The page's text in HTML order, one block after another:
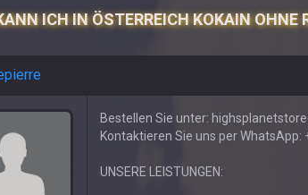
ICH IN ÖSTERREICH KOKAIN OHNE
Bestellen Sie unter:
Kontaktieren Sie uns per WhatsApp:
UNSERE LEISTUNGEN: